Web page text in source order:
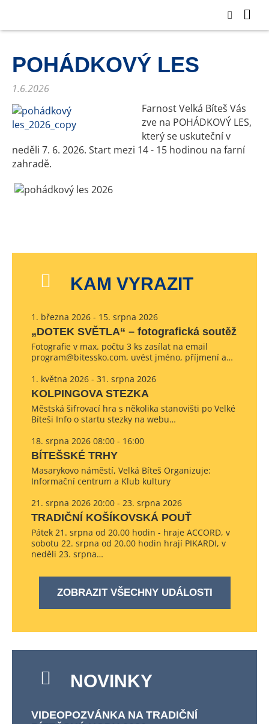
POHÁDKOVÝ LES
1.6.2026
Farnost Velká Bíteš Vás
zve na POHÁDKOVÝ LES,
který se uskuteční v
neděli 7. 6. 2026. Start mezi 14 - 15 hodinou na farní
zahradě.
KAM VYRAZIT
1. března 2026 - 15. srpna 2026
„DOTEK SVĚTLA“ – fotografická soutěž
Fotografie v max. počtu 3 ks zasílat na email
program@bitessko.com, uvést jméno, příjmení a…
1. května 2026 - 31. srpna 2026
KOLPINGOVA STEZKA
Městská šifrovací hra s několika stanovišti po Velké
Bíteši Info o startu stezky na webu…
18. srpna 2026 08:00 - 16:00
BÍTEŠSKÉ TRHY
Masarykovo náměstí, Velká Bíteš Organizuje:
Informační centrum a Klub kultury
21. srpna 2026 20:00 - 23. srpna 2026
TRADIČNÍ KOŠÍKOVSKÁ POUŤ
Pátek 21. srpna od 20.00 hodin - hraje ACCORD, v
sobotu 22. srpna od 20.00 hodin hrají PIKARDI, v
neděli 23. srpna…
ZOBRAZIT VŠECHNY UDÁLOSTI
NOVINKY
VIDEOPOZVÁNKA NA TRADIČNÍ